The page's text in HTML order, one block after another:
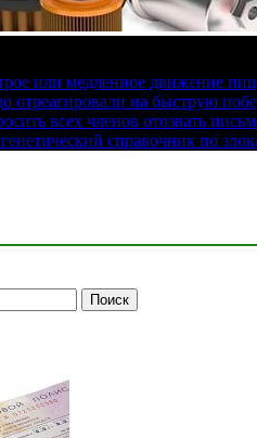
или медленное движение
отреагировали на быструю
всех членов отозвать
справочник по